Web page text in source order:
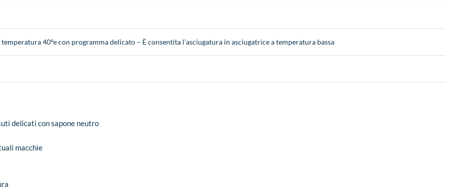
40°e con programma delicato – È consentita l’asciugatura in asciugatrice a temperatura bassa
delicati con sapone neutro
macchie